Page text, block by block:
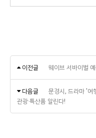
이전글
웨이브 서바이벌
다음글
문경시, 드라마 '여
관광·특산품 알린다!